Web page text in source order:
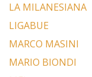
LA MILANESIANA
LIGABUE
MARCO MASINI
MARIO BIONDI